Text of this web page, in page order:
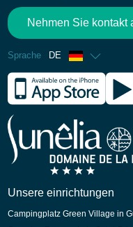
Nehmen Sie kontakt
Sprache DE
Französisch
Englisch
Spanisch
Niederländisch
Unsere einrichtungen
Campingplatz Green Village in